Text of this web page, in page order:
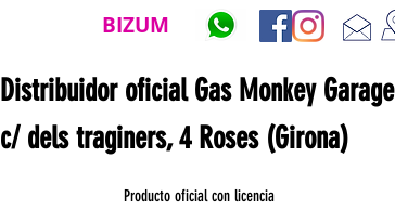
BIZUM
Producto oficial con licencia
c/ dels traginers, 4 Roses (Girona)
Distribuidor oficial Gas Monkey Garage